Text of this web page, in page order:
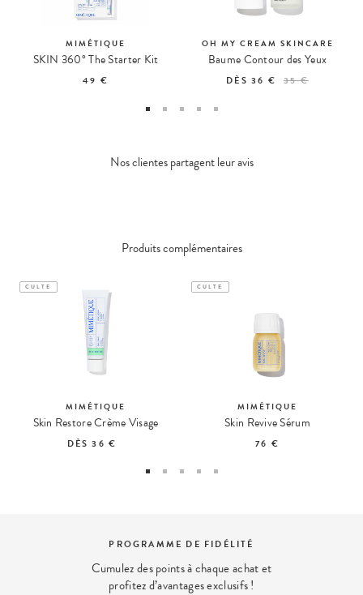
MIMÉTIQUE
SKIN 360° The Starter Kit
49 €
OH MY CREAM SKINCARE
Baume Contour des Yeux
DÈS 36 € 35 €
Nos clientes partagent leur avis
Produits complémentaires
CULTE
MIMÉTIQUE
Skin Restore Crème Visage
DÈS36 €
CULTE
MIMÉTIQUE
Skin Revive Sérum
76 €
PROGRAMME DE FIDÉLITÉ
Cumulez des points à chaque achat et
profitez d’avantages exclusifs !